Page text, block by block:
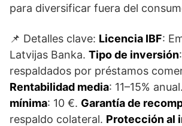
para diversificar fuera del
📌 Detalles clave: Licencia IBF:
Latvijas Banka. Tipo de inversión
respaldados por préstamos
Rentabilidad media: 11–15% anual.
mínima: 10 €. Garantía de
respaldo colateral. Protección al